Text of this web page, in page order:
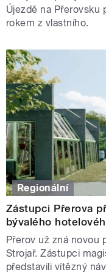
Újezdě na Přerovsku
rokem z vlastního.
Regionální
Zástupci Přerova
bývalého
Přerov už zná novou
Strojař. Zástupci
představili vítězný